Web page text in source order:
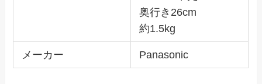
奥行き26cm
約1.5kg
メーカー Panasonic